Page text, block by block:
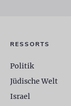
RESSORTS
Politik
Jüdische Welt
Israel